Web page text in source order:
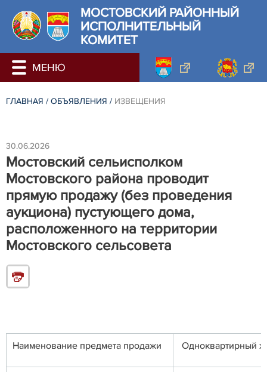
МОСТОВСКИЙ РАЙОННЫЙ
ИСПОЛНИТЕЛЬНЫЙ
КОМИТЕТ
ГЛАВНАЯ / ОБЪЯВЛЕНИЯ / ИЗВЕЩЕНИЯ
30.06.2026
Мостовский сельисполком
Мостовского района проводит
прямую продажу (без проведения
аукциона) пустующего дома,
расположенного на территории
Мостовского сельсовета
Наименование предмета продажи Одноквартирный